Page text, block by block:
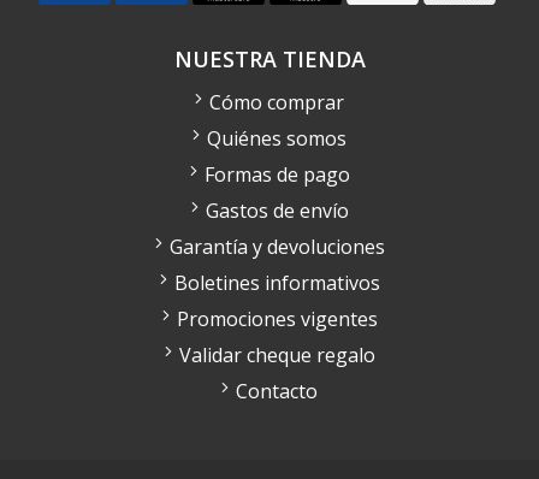
NUESTRA TIENDA
Cómo comprar
Quiénes somos
Formas de pago
Gastos de envío
Garantía y devoluciones
Boletines informativos
Promociones vigentes
Validar cheque regalo
Contacto